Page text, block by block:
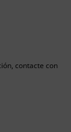
contacte con